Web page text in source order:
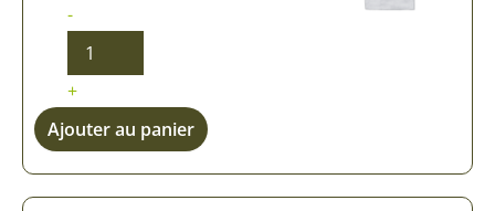
-Blanc
+
Ajouter au panier
Blanc
Blanc